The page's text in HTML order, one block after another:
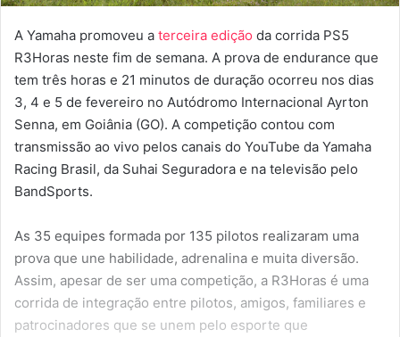
A Yamaha promoveu a terceira edição da corrida PS5
R3Horas neste fim de semana. A prova de endurance que
tem três horas e 21 minutos de duração ocorreu nos dias
3, 4 e 5 de fevereiro no Autódromo Internacional Ayrton
Senna, em Goiânia (GO). A competição contou com
transmissão ao vivo pelos canais do YouTube da Yamaha
Racing Brasil, da Suhai Seguradora e na televisão pelo
BandSports.
As 35 equipes formada por 135 pilotos realizaram uma
prova que une habilidade, adrenalina e muita diversão.
Assim, apesar de ser uma competição, a R3Horas é uma
corrida de integração entre pilotos, amigos, familiares e
patrocinadores que se unem pelo esporte que